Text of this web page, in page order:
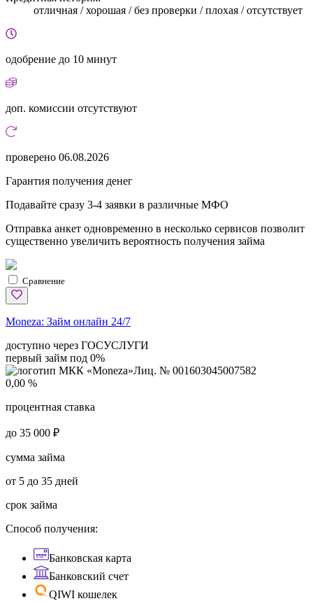
отличная / хорошая / без проверки / плохая / отсутствует
одобрение до 10 минут
доп. комиссии отсутствуют
проверено 06.08.2026
Гарантия получения денег
Подавайте сразу 3-4 заявки в различные МФО
Отправка анкет одновременно в несколько сервисов позволит
существенно увеличить вероятность получения займа
Сравнение
Moneza: Займ онлайн 24/7
доступно через ГОСУСЛУГИ
первый займ под 0%
Лиц. № 001603045007582
0,00 %
процентная ставка
до 35 000 ₽
сумма займа
от 5 до 35 дней
срок займа
Способ получения:
Банковская карта
Банковский счет
QIWI кошелек